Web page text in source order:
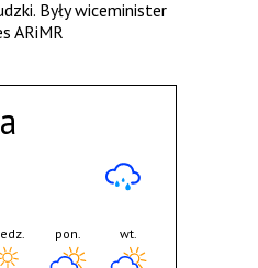
Były wiceminister
ARiMR
pon. wt.